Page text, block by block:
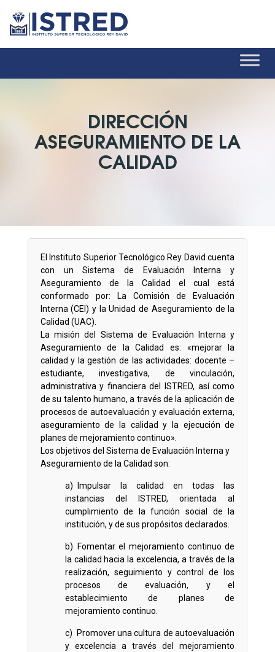
DIRECCIÓN
ASEGURAMIENTO DE LA
CALIDAD
El Instituto Superior Tecnológico Rey David cuenta
con un Sistema de Evaluación Interna y
Aseguramiento de la Calidad el cual está
conformado por: La Comisión de Evaluación
Interna (CEI) y la Unidad de Aseguramiento de la
Calidad (UAC).
La misión del Sistema de Evaluación Interna y
Aseguramiento de la Calidad es: «mejorar la
calidad y la gestión de las actividades: docente –
estudiante, investigativa, de vinculación,
administrativa y financiera del ISTRED, así como
de su talento humano, a través de la aplicación de
procesos de autoevaluación y evaluación externa,
aseguramiento de la calidad y la ejecución de
planes de mejoramiento continuo».
Los objetivos del Sistema de Evaluación Interna y
Aseguramiento de la Calidad son:
a) Impulsar la calidad en todas las
instancias del ISTRED, orientada al
cumplimiento de la función social de la
institución, y de sus propósitos declarados.
b) Fomentar el mejoramiento continuo de
la calidad hacia la excelencia, a través de la
realización, seguimiento y control de los
procesos de evaluación, y el
establecimiento de planes de
mejoramiento continuo.
c) Promover una cultura de autoevaluación
y excelencia a través del mejoramiento